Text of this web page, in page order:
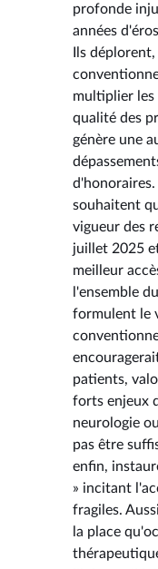
profonde
années
Ils
multiplier les
qualité des
génère une
d'honoraires.
souhaitent
vigueur des
juillet 2025
meilleur
l'ensemble
formulent le
patients,
forts enjeux
neurologie
pas être
enfin,
» incitant
fragiles.
la place